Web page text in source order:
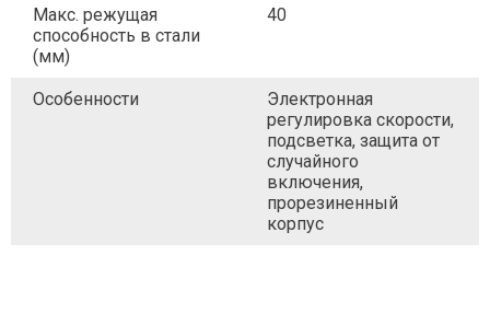
Макс. режущая
способность в стали
(мм)
40
Особенности
Электронная
регулировка скорости,
подсветка, защита от
случайного
включения,
прорезиненный
корпус